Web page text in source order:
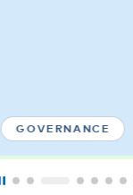
GOVERNANCE